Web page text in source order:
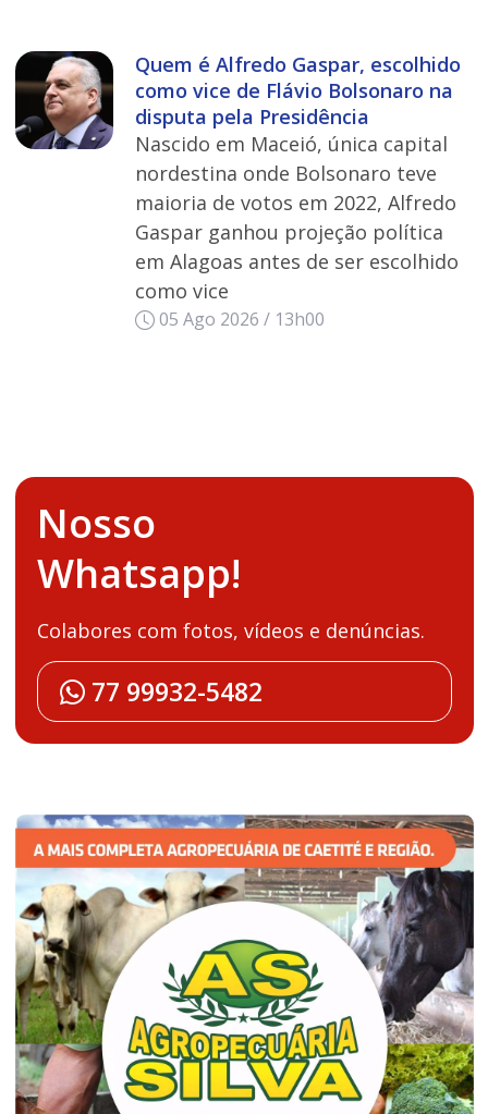
Quem é Alfredo Gaspar, escolhido
como vice de Flávio Bolsonaro na
disputa pela Presidência
Nascido em Maceió, única capital
nordestina onde Bolsonaro teve
maioria de votos em 2022, Alfredo
Gaspar ganhou projeção política
em Alagoas antes de ser escolhido
como vice
05 Ago 2026 / 13h00
Nosso
Whatsapp!
Colabores com fotos, vídeos e denúncias.
77 99932-5482